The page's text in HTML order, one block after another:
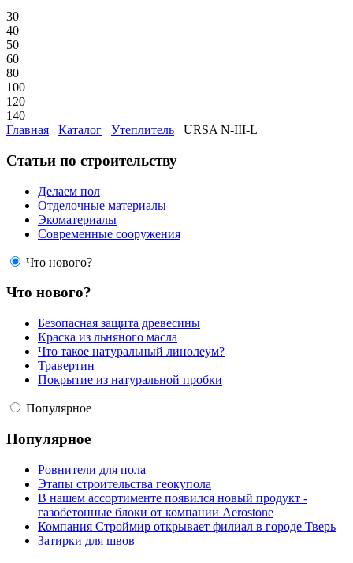
30
40
50
60
80
100
120
140
Главная
Каталог Утеплитель URSA N-III-L
Статьи по строительству
Делаем пол
Отделочные материалы
Экоматериалы
Современные сооружения
Что нового?
Что нового?
Безопасная защита древесины
Краска из льняного масла
Что такое натуральный линолеум?
Травертин
Покрытие из натуральной пробки
Популярное
Популярное
Ровнители для пола
Этапы строительства геокупола
В нашем ассортименте появился новый продукт -
газобетонные блоки от компании Aerostone
Компания Строймир открывает филиал в городе Тверь
Затирки для швов